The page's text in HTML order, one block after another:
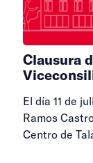
Clausura
El día 11 de
Ramos
Centro de